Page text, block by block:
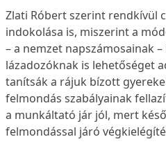
Zlati Róbert szerint rendkívül
indokolása is, miszerint a
– a nemzet napszámosainak
lázadozóknak is lehetőséget
tanítsák a rájuk bízott
felmondás szabályainak
a munkáltató jár jól, mert
felmondással járó